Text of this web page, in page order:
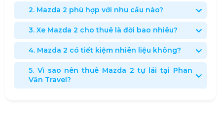
2. Mazda 2 phù hợp với nhu cầu nào?
3. Xe Mazda 2 cho thuê là đời bao nhiêu?
4. Mazda 2 có tiết kiệm nhiên liệu không?
5. Vì sao nên thuê Mazda 2 tự lái tại Phan
Văn Travel ?